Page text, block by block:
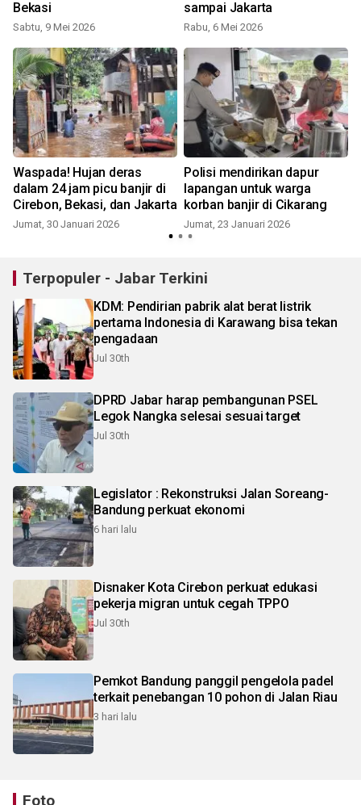
Bekasi
Sabtu, 9 Mei 2026
sampai Jakarta
Rabu, 6 Mei 2026
Waspada! Hujan deras
dalam 24 jam picu banjir di
Cirebon, Bekasi, dan Jakarta
Jumat, 30 Januari 2026
Polisi mendirikan dapur
lapangan untuk warga
korban banjir di Cikarang
Jumat, 23 Januari 2026
Terpopuler - Jabar Terkini
KDM: Pendirian pabrik alat berat listrik
pertama Indonesia di Karawang bisa tekan
pengadaan
Jul 30th
DPRD Jabar harap pembangunan PSEL
Legok Nangka selesai sesuai target
Jul 30th
Legislator : Rekonstruksi Jalan Soreang-
Bandung perkuat ekonomi
6 hari lalu
Disnaker Kota Cirebon perkuat edukasi
pekerja migran untuk cegah TPPO
Jul 30th
Pemkot Bandung panggil pengelola padel
terkait penebangan 10 pohon di Jalan Riau
3 hari lalu
Foto